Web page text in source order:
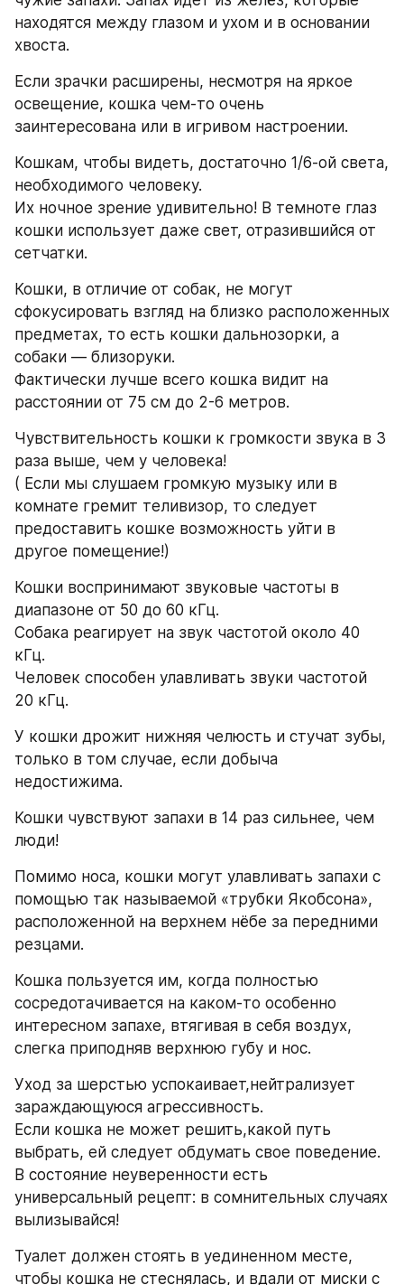
находятся между глазом и ухом и в основании
хвоста.
Если зрачки расширены, несмотря на яркое
освещение, кошка чем-то очень
заинтересована или в игривом настроении.
Кошкам, чтобы видеть, достаточно 1/6-ой света,
необходимого человеку.
Их ночное зрение удивительно! В темноте глаз
кошки использует даже свет, отразившийся от
сетчатки.
Кошки, в отличие от собак, не могут
сфокусировать взгляд на близко расположенных
предметах, то есть кошки дальнозорки, а
собаки — близоруки.
Фактически лучше всего кошка видит на
расстоянии от 75 см до 2-6 метров.
Чувствительность кошки к громкости звука в 3
раза выше, чем у человека!
( Если мы слушаем громкую музыку или в
комнате гремит теливизор, то следует
предоставить кошке возможность уйти в
другое помещение!)
Кошки воспринимают звуковые частоты в
диапазоне от 50 до 60 кГц.
Собака реагирует на звук частотой около 40
кГц.
Человек способен улавливать звуки частотой
20 кГц.
У кошки дрожит нижняя челюсть и стучат зубы,
только в том случае, если добыча
недостижима.
Кошки чувствуют запахи в 14 раз сильнее, чем
люди!
Помимо носа, кошки могут улавливать запахи с
помощью так называемой «трубки Якобсона»,
расположенной на верхнем нёбе за передними
резцами.
Кошка пользуется им, когда полностью
сосредотачивается на каком-то особенно
интересном запахе, втягивая в себя воздух,
слегка приподняв верхнюю губу и нос.
Уход за шерстью успокаивает,нейтрализует
зараждающуюся агрессивность.
Если кошка не может решить,какой путь
выбрать, ей следует обдумать свое поведение.
В состояние неуверенности есть
универсальный рецепт: в сомнительных случаях
вылизывайся!
Туалет должен стоять в уединенном месте,
чтобы кошка не стеснялась, и вдали от миски с